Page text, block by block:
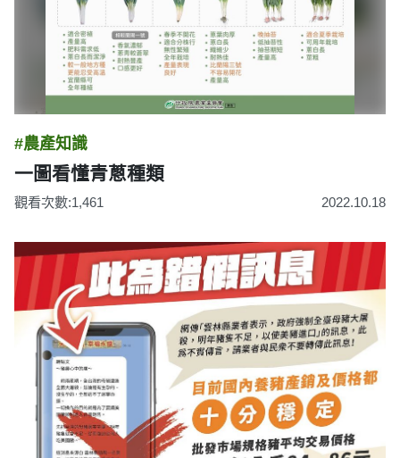
#農產知識
一圖看懂青蔥種類
觀看次數:1,461 2022.10.18